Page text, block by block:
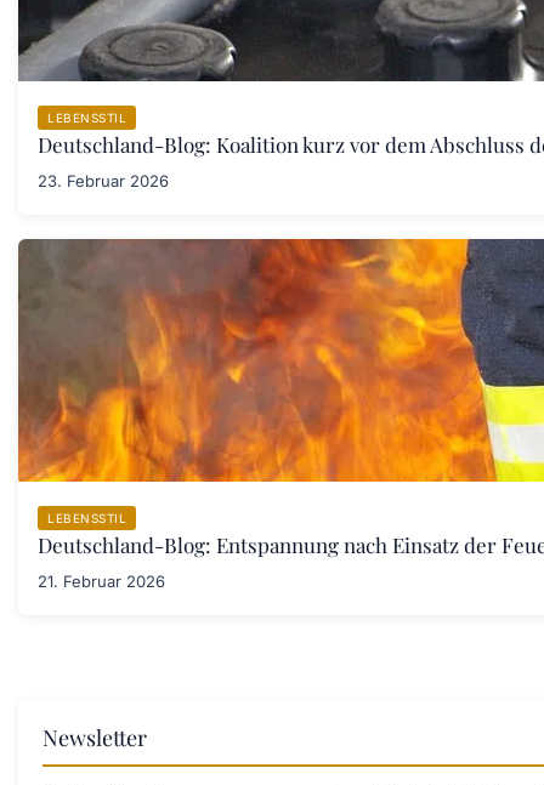
LEBENSSTIL
Deutschland-Blog: Koalition kurz vor dem Abschluss
23. Februar 2026
LEBENSSTIL
Deutschland-Blog: Entspannung nach Einsatz der
21. Februar 2026
Newsletter